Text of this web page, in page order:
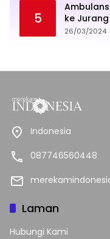
5
ke Jurang
26/03/2024
Indonesia
087746560448
Laman
Hubungi Kami